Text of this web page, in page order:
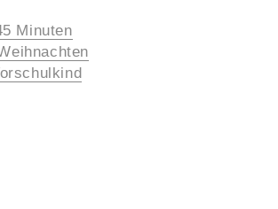
Minuten